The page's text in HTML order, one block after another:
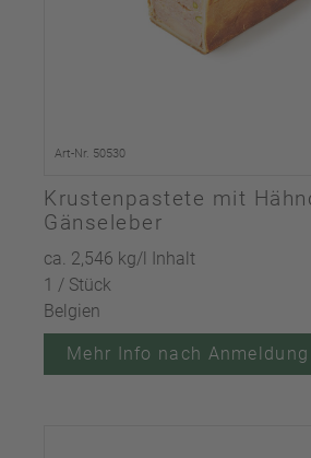
Art-Nr. 50530
Krustenpastete mit
Gänseleber
ca. 2,546 kg/l Inhalt
1 / Stück
Belgien
Mehr Info nach Anmeldung